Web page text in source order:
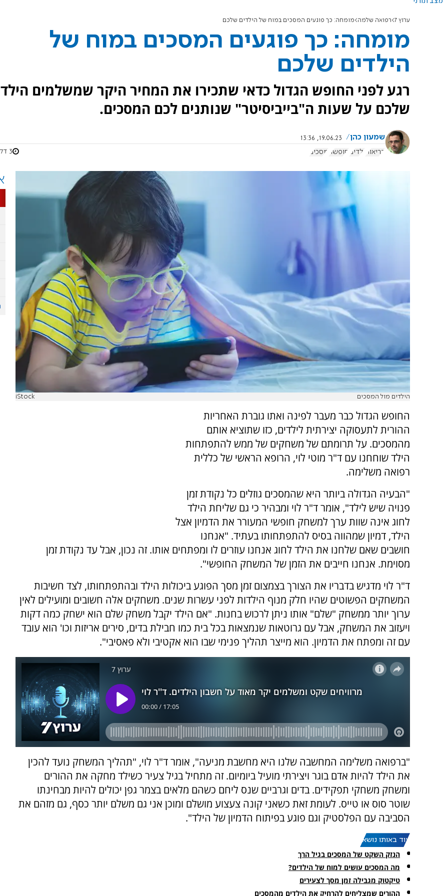
ערוץ 7 רפואה שלמה מומחה: כך פוגעים המסכים במוח של הילדים שלכם
מומחה: כך פוגעים המסכים במוח של
הילדים שלכם
רגע לפני החופש הגדול כדאי שתכירו את המחיר היקר שמשלמים
שלכם על שעות ה"בייביסיטר" שנותנים לכם המסכים.
שמעון כהן
19.06.23, 13:36
בריאות
ילדים חופשה מסכים 3 דקות
הילדים מול המסכים iStock
החופש הגדול כבר מעבר לפינה ואתו גוברת האחריות
ההורית לתעסוקה יצירתית לילדים, כזו שתוציא אותם
מהמסכים. על תרומתם של משחקים של ממש להתפתחות
הילד שוחחנו עם ד"ר מוטי לוי, הרופא הראשי של כללית
רפואה משלימה.
"הבעיה הגדולה ביותר היא שהמסכים גוזלים כל נקודת זמן
פנויה שיש לילד", אומר ד"ר לוי ומבהיר כי גם שליחת הילד
לחוג אינה שוות ערך למשחק חופשי המעורר את הדמיון אצל
הילד, דמיון שמהווה בסיס להתפתחותו בעתיד. "אנחנו
חושבים שאם שלחנו את הילד לחוג אנחנו עוזרים לו ומפתחים אותו. זה נכון, אבל עד נקודת זמן
מסוימת. אנחנו חייבים את הזמן של המשחק החופשי".
ד"ר לוי מדגיש בדבריו את הצורך בצמצום זמן מסך הפוגע ביכולות הילד ובהתפתחותו, לצד חשיבות
המשחקים הפשוטים שהיו חלק מנוף הילדות לפני עשרות שנים. משחקים אלה חשובים ומועילים לאין
ערוך יותר ממשחק "שלם" אותו ניתן לרכוש בחנות. "אם הילד יקבל משחק שלם הוא ישחק כמה דקות
ויעזוב את המשחק, אבל עם גרוטאות שנמצאות בכל בית כמו חבילת בדים, סירים אריזות וכו' הוא עובד
עם זה ומפתח את הדמיון. הוא מייצר תהליך פנימי שבו הוא אקטיבי ולא פאסיבי".
"ברפואה משלימה המחשבה שלנו היא מחשבת מניעה", אומר ד"ר לוי, "תהליך המשחק נועד להכין
את הילד להיות אדם בוגר ויצירתי מועיל ביומיום. זה מתחיל בגיל צעיר כשילד מחקה את ההורים
ומשחק משחקי תפקידים. בדים וגרביים שנס ליחם כשהם מלאים בצמר גפן יכולים להיות מבחינתו
שוטר סוס או טייס. לעומת זאת כשאני קונה צעצוע מושלם ומוכן אני גם משלם יותר כסף, גם מזהם את
הסביבה עם הפלסטיק וגם פוגע בפיתוח הדמיון של הילד".
עוד באותו נושא:
הנזק השקט של המסכים בגיל הרך
מה המסכים עושים למוח של הילדים?
טיקטוק מגבילה זמן מסך לצעירים
ההורים שמצליחים להרחיק את הילדים מהמסכים